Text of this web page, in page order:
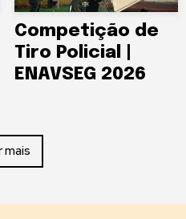
Competição de
Tiro Policial |
ENAVSEG 2026
mais